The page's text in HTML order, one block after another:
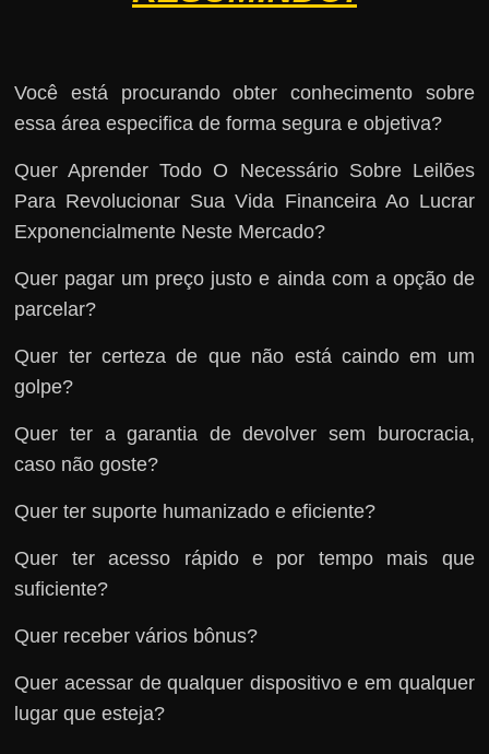
Você está procurando obter conhecimento sobre
essa área especifica de forma segura e objetiva?
Quer Aprender Todo O Necessário Sobre Leilões
Para Revolucionar Sua Vida Financeira Ao Lucrar
Exponencialmente Neste Mercado?
Quer pagar um preço justo e ainda com a opção de
parcelar?
Quer ter certeza de que não está caindo em um
golpe?
Quer ter a garantia de devolver sem burocracia,
caso não goste?
Quer ter suporte humanizado e eficiente?
Quer ter acesso rápido e por tempo mais que
suficiente?
Quer receber vários bônus?
Quer acessar de qualquer dispositivo e em qualquer
lugar que esteja?